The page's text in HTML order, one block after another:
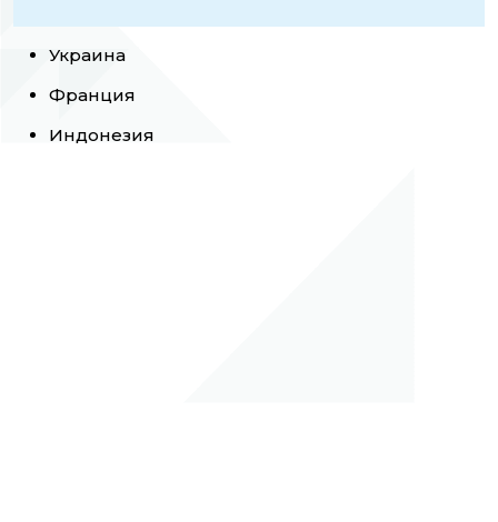
Украина
Франция
Индонезия